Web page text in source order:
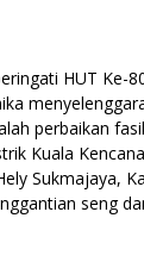
HUT Ke-
perbaikan
Kuala
Sukmajaya,
seng